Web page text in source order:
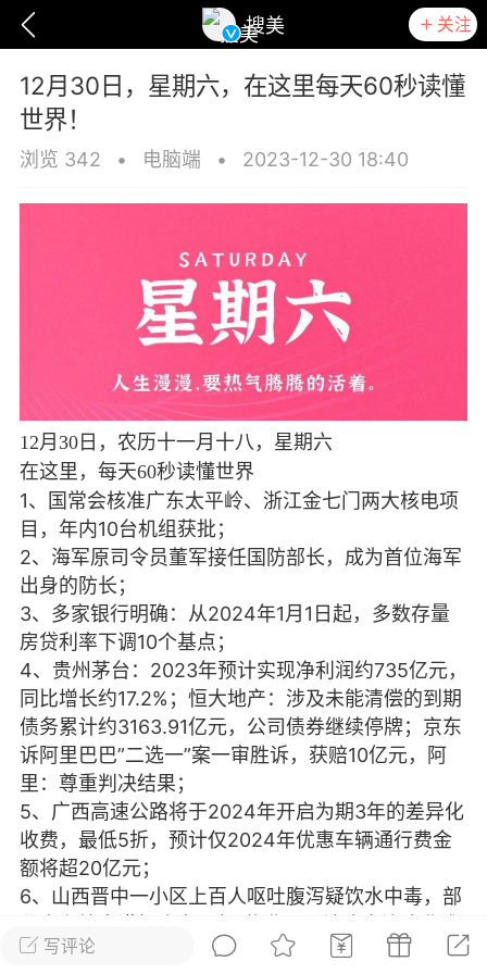
搜美 关注
卡卡动能素 无创溶斑术
美业357 芯诗妍 卡卡美业
师 小熊水光
爆汗熊
脂
卡卡动能素
建术
DRYY面膜 微晶溶斑术
爆款平台 Lv.8 靓号
加盟商
26 23:18
电脑端 美业资讯
闪充小白罐
本/双效闪充，养出紧致小白脸！一、项
充小白罐 = 闪充大白肌（仪器）× 草本
产品）×极光嫩肤啫喱（产品）这是一套
护...写评论
12月30日，星期六，在这里每天60秒读懂
世界！
浏览 342 • 电脑端 • 2023-12-30 18:40
12月30日，农历十一月十八，星期六
在这里，每天60秒读懂世界
1、国常会核准广东太平岭、浙江金七门两大核电项
目，年内10台机组获批；
2、海军原司令员董军接任国防部长，成为首位海军
出身的防长；
3、多家银行明确：从2024年1月1日起，多数存量
房贷利率下调10个基点；
4、贵州茅台：2023年预计实现净利润约735亿元，
同比增长约17.2%；恒大地产：涉及未能清偿的到期
债务累计约3163.91亿元，公司债券继续停牌；京东
诉阿里巴巴”二选一”案一审胜诉，获赔10亿元，阿
里：尊重判决结果；
5、广西高速公路将于2024年开启为期3年的差异化
收费，最低5折，预计仅2024年优惠车辆通行费金
额将超20亿元；
6、山西晋中一小区上百人呕吐腹泻疑饮水中毒，部
出；